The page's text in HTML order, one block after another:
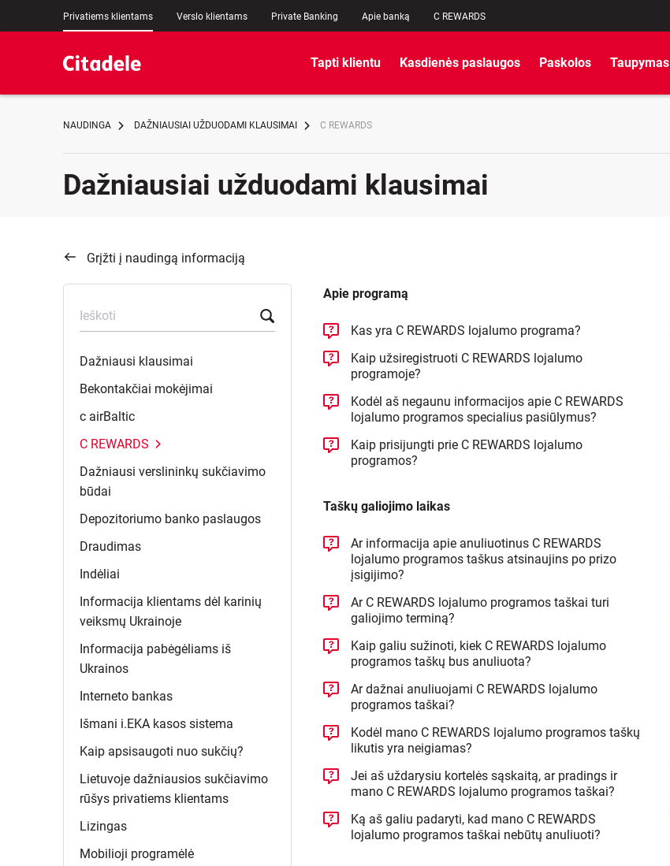
Privatiems klientams Verslo klientams Private Banking Apie banką C REWARDS
Tapti klientu Kasdienės paslaugos Paskolos Taupymas
NAUDINGA DAŽNIAUSIAI UŽDUODAMI KLAUSIMAI C REWARDS
Dažniausiai užduodami klausimai
Grįžti į naudingą informaciją
Ieškoti
Dažniausi klausimai
Bekontakčiai mokėjimai
c airBaltic
C REWARDS
Dažniausi verslininkų sukčiavimo
būdai
Depozitoriumo banko paslaugos
Draudimas
Indėliai
Informacija klientams dėl karinių
veiksmų Ukrainoje
Informacija pabėgėliams iš
Ukrainos
Interneto bankas
Išmani i.EKA kasos sistema
Kaip apsisaugoti nuo sukčių?
Lietuvoje dažniausios sukčiavimo
rūšys privatiems klientams
Lizingas
Mobilioji programėlė
Apie programą
Kas yra C REWARDS lojalumo programa?
Kaip užsiregistruoti C REWARDS lojalumo
programoje?
Kodėl aš negaunu informacijos apie C REWARDS
lojalumo programos specialius pasiūlymus?
Kaip prisijungti prie C REWARDS lojalumo
programos?
Taškų galiojimo laikas
Ar informacija apie anuliuotinus C REWARDS
lojalumo programos taškus atsinaujins po prizo
įsigijimo?
Ar C REWARDS lojalumo programos taškai turi
galiojimo terminą?
Kaip galiu sužinoti, kiek C REWARDS lojalumo
programos taškų bus anuliuota?
Ar dažnai anuliuojami C REWARDS lojalumo
programos taškai?
Kodėl mano C REWARDS lojalumo programos taškų
likutis yra neigiamas?
Jei aš uždarysiu kortelės sąskaitą, ar pradings ir
mano C REWARDS lojalumo programos taškai?
Ką aš galiu padaryti, kad mano C REWARDS
lojalumo programos taškai nebūtų anuliuoti?